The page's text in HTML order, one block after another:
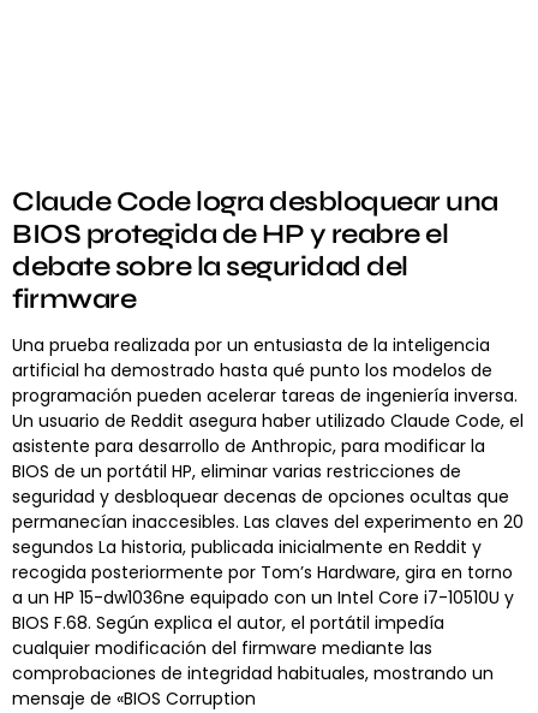
Claude Code logra desbloquear una
BIOS protegida de HP y reabre el
debate sobre la seguridad del
firmware
Una prueba realizada por un entusiasta de la inteligencia
artificial ha demostrado hasta qué punto los modelos de
programación pueden acelerar tareas de ingeniería inversa.
Un usuario de Reddit asegura haber utilizado Claude Code, el
asistente para desarrollo de Anthropic, para modificar la
BIOS de un portátil HP, eliminar varias restricciones de
seguridad y desbloquear decenas de opciones ocultas que
permanecían inaccesibles. Las claves del experimento en 20
segundos La historia, publicada inicialmente en Reddit y
recogida posteriormente por Tom’s Hardware, gira en torno
a un HP 15-dw1036ne equipado con un Intel Core i7-10510U y
BIOS F.68. Según explica el autor, el portátil impedía
cualquier modificación del firmware mediante las
comprobaciones de integridad habituales, mostrando un
mensaje de «BIOS Corruption